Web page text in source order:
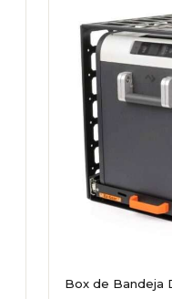
Box de Bandeja